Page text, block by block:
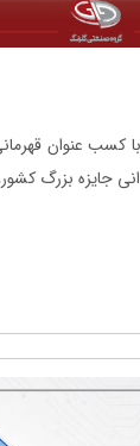
کسب عنوان
جایزه بزرگ